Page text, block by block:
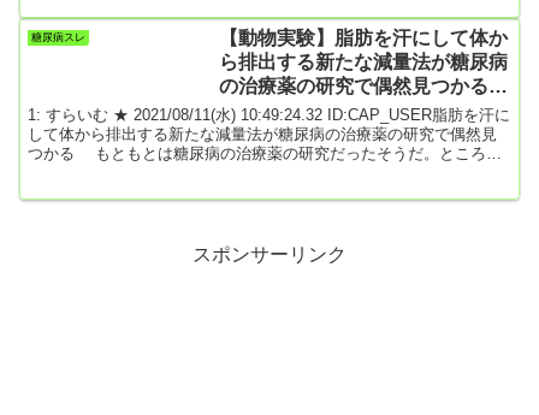
を立て下さい 立てられない場合は使命なり有志がど...
糖尿病スレ
【動物実験】脂肪を汗にして体か
ら排出する新たな減量法が糖尿病
の治療薬の研究で偶然見つかる
(Science)
1: すらいむ ★ 2021/08/11(水) 10:49:24.32 ID:CAP_USER脂肪を汗に
して体から排出する新たな減量法が糖尿病の治療薬の研究で偶然見
つかる もともとは糖尿病の治療薬の研究だったそうだ。ところが
紹介されている。 （以...スポンサーリンク